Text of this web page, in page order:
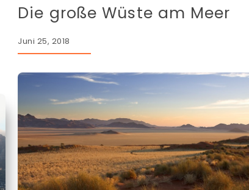
Die große Wüste am Meer
Juni 25, 2018